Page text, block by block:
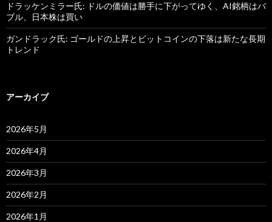
ドラッケンミラー氏: ドルの価値は勝手に下がってゆく、AI銘柄はバ
ブル、日本株は買い
ガンドラック氏: ゴールドの上昇とビットコインの下落は新たな長期
トレンド
アーカイブ
2026年5月
2026年4月
2026年3月
2026年2月
2026年1月